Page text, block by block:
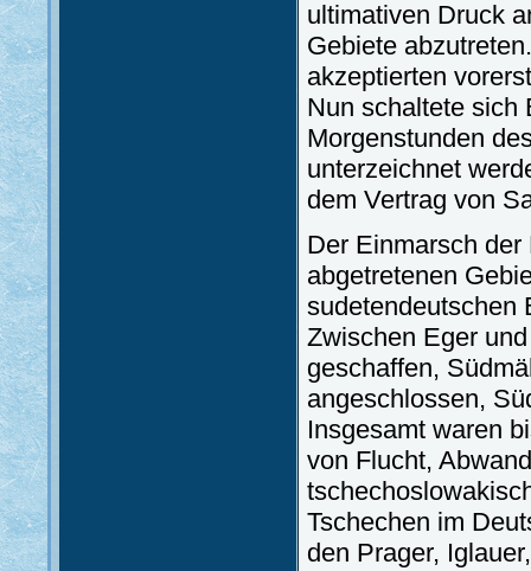
ultimativen Druck
Gebiete
akzeptierten
Nun schaltete sich
Morgenstunden
unterzeichnet
dem Vertrag von
Der Einmarsch
abgetretenen
sudetendeutschen
Zwischen Eger
geschaffen,
angeschlossen,
Insgesamt waren
von Flucht,
Tschechen im
den Prager,